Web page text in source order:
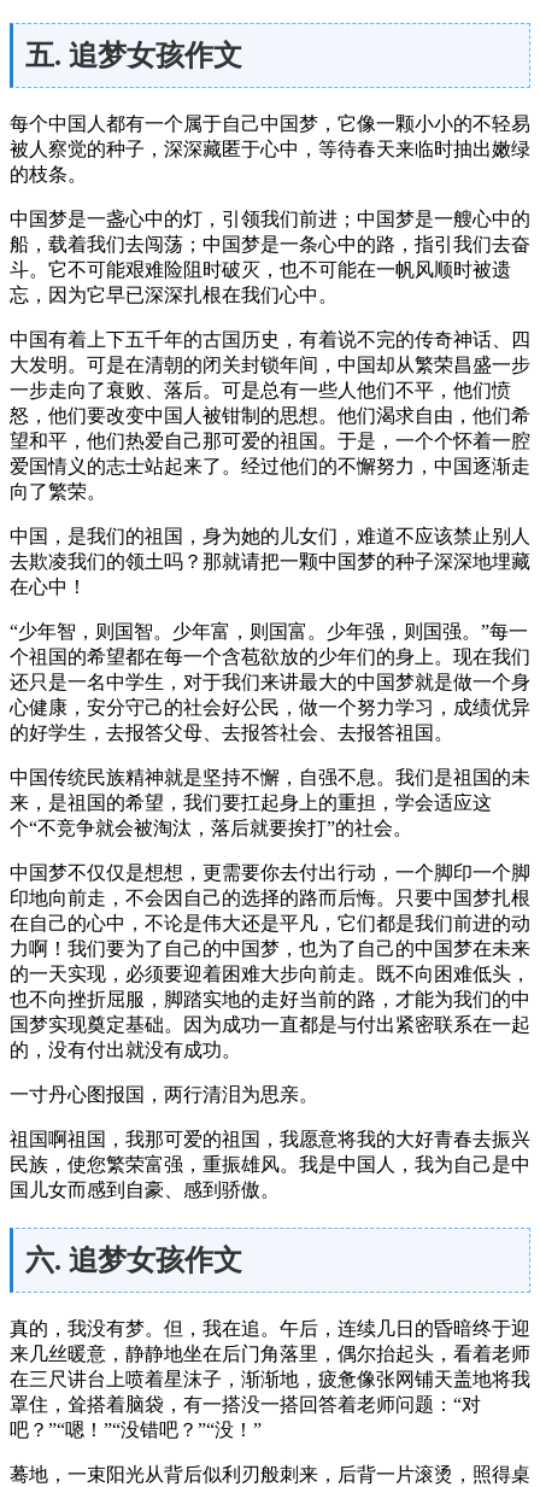
五. 追梦女孩作文
每个中国人都有一个属于自己中国梦，它像一颗小小的不轻易
被人察觉的种子，深深藏匿于心中，等待春天来临时抽出嫩绿
的枝条。
中国梦是一盏心中的灯，引领我们前进；中国梦是一艘心中的
船，载着我们去闯荡；中国梦是一条心中的路，指引我们去奋
斗。它不可能艰难险阻时破灭，也不可能在一帆风顺时被遗
忘，因为它早已深深扎根在我们心中。
中国有着上下五千年的古国历史，有着说不完的传奇神话、四
大发明。可是在清朝的闭关封锁年间，中国却从繁荣昌盛一步
一步走向了衰败、落后。可是总有一些人他们不平，他们愤
怒，他们要改变中国人被钳制的思想。他们渴求自由，他们希
望和平，他们热爱自己那可爱的祖国。于是，一个个怀着一腔
爱国情义的志士站起来了。经过他们的不懈努力，中国逐渐走
向了繁荣。
中国，是我们的祖国，身为她的儿女们，难道不应该禁止别人
去欺凌我们的领土吗？那就请把一颗中国梦的种子深深地埋藏
在心中！
“少年智，则国智。少年富，则国富。少年强，则国强。”每一
个祖国的希望都在每一个含苞欲放的少年们的身上。现在我们
还只是一名中学生，对于我们来讲最大的中国梦就是做一个身
心健康，安分守己的社会好公民，做一个努力学习，成绩优异
的好学生，去报答父母、去报答社会、去报答祖国。
中国传统民族精神就是坚持不懈，自强不息。我们是祖国的未
来，是祖国的希望，我们要扛起身上的重担，学会适应这
个“不竞争就会被淘汰，落后就要挨打”的社会。
中国梦不仅仅是想想，更需要你去付出行动，一个脚印一个脚
印地向前走，不会因自己的选择的路而后悔。只要中国梦扎根
在自己的心中，不论是伟大还是平凡，它们都是我们前进的动
力啊！我们要为了自己的中国梦，也为了自己的中国梦在未来
的一天实现，必须要迎着困难大步向前走。既不向困难低头，
也不向挫折屈服，脚踏实地的走好当前的路，才能为我们的中
国梦实现奠定基础。因为成功一直都是与付出紧密联系在一起
的，没有付出就没有成功。
一寸丹心图报国，两行清泪为思亲。
祖国啊祖国，我那可爱的祖国，我愿意将我的大好青春去振兴
民族，使您繁荣富强，重振雄风。我是中国人，我为自己是中
国儿女而感到自豪、感到骄傲。
六. 追梦女孩作文
真的，我没有梦。但，我在追。午后，连续几日的昏暗终于迎
来几丝暖意，静静地坐在后门角落里，偶尔抬起头，看着老师
在三尺讲台上喷着星沫子，渐渐地，疲惫像张网铺天盖地将我
罩住，耸搭着脑袋，有一搭没一搭回答着老师问题：“对
吧？”“嗯！”“没错吧？”“没！”
蓦地，一束阳光从背后似利刃般刺来，后背一片滚烫，照得桌